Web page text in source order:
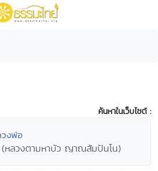
ค้นหาในเว็บไซต์ :
วงพ่อ
(หลวงตามหาบัว ญาณสัมปันโน)